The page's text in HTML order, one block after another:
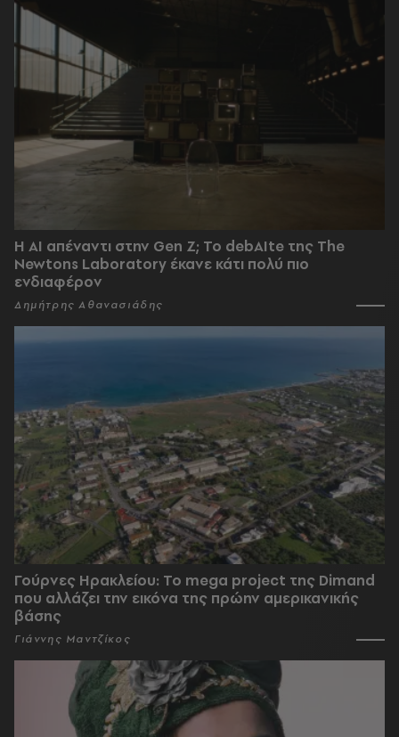
Η AI απέναντι στην Gen Z; Το debAIte της The
Newtons Laboratory έκανε κάτι πολύ πιο
ενδιαφέρον
Δημήτρης Αθανασιάδης
Γούρνες Ηρακλείου: To mega project της Dimand
που αλλάζει την εικόνα της πρώην αμερικανικής
βάσης
Γιάννης Μαντζίκος